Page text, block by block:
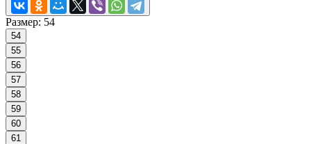
Размер: 54
54
55
56
57
58
59
60
61